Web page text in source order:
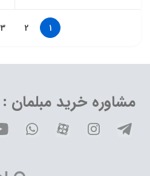
1
2
3
مشاوره خرید مبلمان : 09120602429